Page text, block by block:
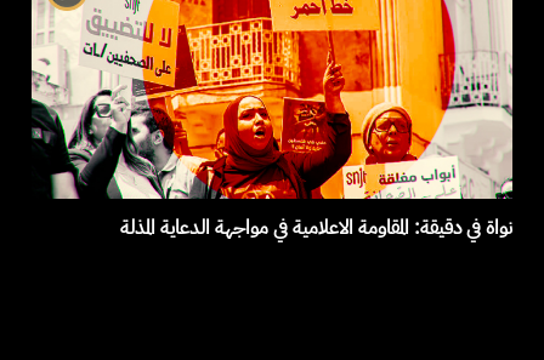
نواة في دقيقة: المقاومة الاعلامية في مواجهة الدعاية المذلة